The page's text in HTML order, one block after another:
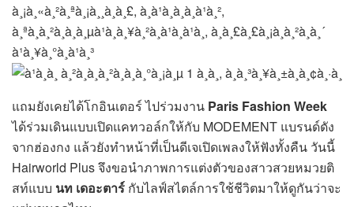
แถมยังเคยได้โกอินเตอร์ ไปร่วมงาน Paris Fashion Week
ได้ร่วมเดินแบบเปิดแคทวอล์กให้กับ MODEMENT แบรนด์ดัง
จากฮ่องกง แล้วยังทำหน้าที่เป็นดีเจเปิดเพลงให้ฟังทั้งคืน วันนี้
Hairworld Plus จึงขอนำภาพการแต่งตัวของสาวสวยหมวยติ
สท์แบบ นท เดอะตาร์ กับไลฟ์สไตล์การใช้ชีวิตมาให้ดูกันว่าจะ